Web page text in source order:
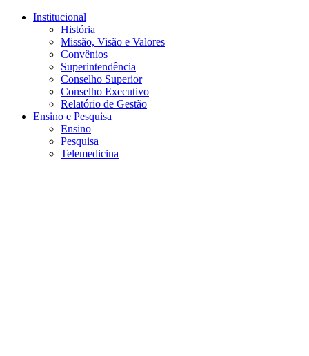
Conteúdo principal
Institucional
História
Missão, Visão e Valores
Convênios
Superintendência
Conselho Superior
Conselho Executivo
Relatório de Gestão
Ensino e Pesquisa
Ensino
Pesquisa
Telemedicina